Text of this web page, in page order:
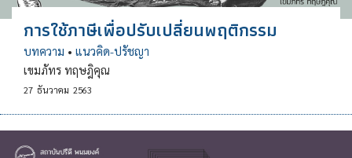
การใช้ภาษีเพื่อปรับเปลี่ยนพฤติกรรม
บทความ • แนวคิด-ปรัชญา
เขมภัทร ทฤษฎิคุณ
27 ธันวาคม 2563